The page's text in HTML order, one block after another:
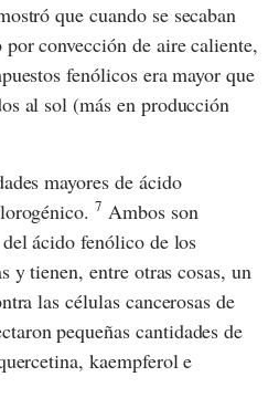
que cuando se secaban
por convección de aire caliente,
fenólicos era mayor que
al sol (más en producción
mayores de ácido
7 Ambos son
ácido fenólico de los
y tienen, entre otras cosas, un
las células cancerosas de
pequeñas cantidades de
kaempferol e